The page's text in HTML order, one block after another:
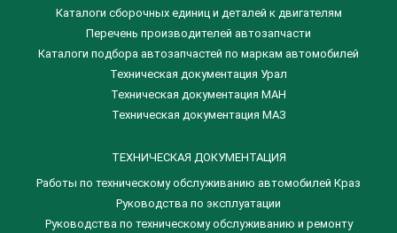
​Каталоги сборочных единиц и деталей к двигателям
Перечень производителей автозапчасти
Каталоги подбора автозапчастей по маркам автомобилей
Техническая документация Урал
Техническая документация МАН
Техническая документация МАЗ
ТЕХНИЧЕСКАЯ ДОКУМЕНТАЦИЯ
Работы по техническому обслуживанию автомобилей Краз
Руководства по эксплуатации
Руководства по техническому обслуживанию и ремонту